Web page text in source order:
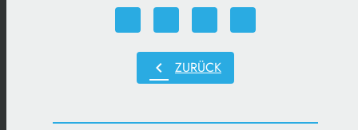
chevron_left ZURÜCK